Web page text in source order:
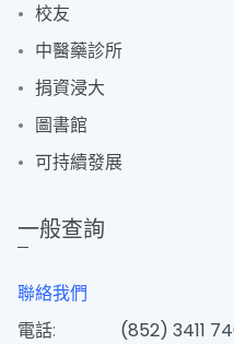
校友
中醫藥診所
捐資浸大
圖書館
可持續發展
一般查詢
聯絡我們
電話:
(852) 3411